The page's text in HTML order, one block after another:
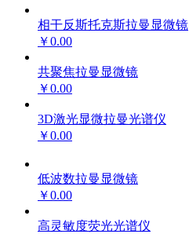
相干反斯托克斯拉曼显微镜
￥0.00
共聚焦拉曼显微镜
￥0.00
3D激光显微拉曼光谱仪
￥0.00
低波数拉曼显微镜
￥0.00
高灵敏度荧光光谱仪